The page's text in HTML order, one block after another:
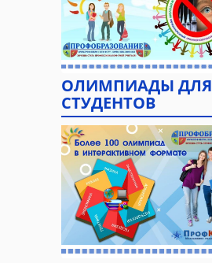
ОЛИМПИАДЫ ДЛЯ
СТУДЕНТОВ